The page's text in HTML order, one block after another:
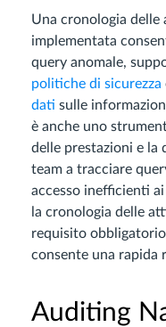
Una cronologia
implementata
query anomale,
politiche di sicurezza
dati sulle
è anche uno
delle prestazioni e la
team a tracciare
accesso inefficienti
la cronologia delle
requisito
consente una rapida
Auditing